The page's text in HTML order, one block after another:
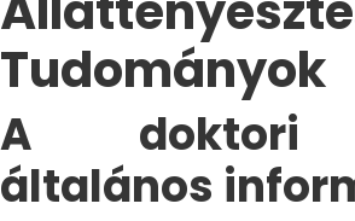
Tudományok
A doktori
általános